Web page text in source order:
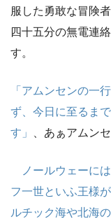
服した勇敢な冒険
四十五分の無電連
す。
「アムンセンの一
ず、今日に至るま
す」
、あぁアムンセ
ノールウェーに
フ一世といふ王様
ルチック海や北海